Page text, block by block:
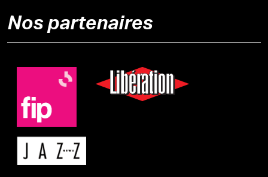
Nos partenaires